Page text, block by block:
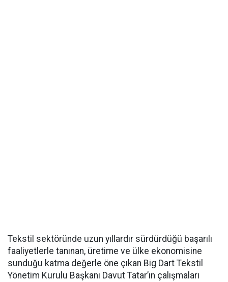
Tekstil sektöründe uzun yıllardır sürdürdüğü başarılı
faaliyetlerle tanınan, üretime ve ülke ekonomisine
sunduğu katma değerle öne çıkan Big Dart Tekstil
Yönetim Kurulu Başkanı Davut Tatar’ın çalışmaları